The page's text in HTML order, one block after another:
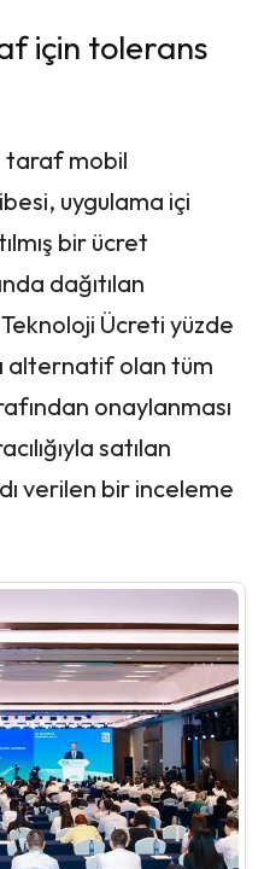
için tolerans
taraf mobil
uygulama içi
bir ücret
dağıtılan
Ücreti yüzde
alternatif olan tüm
onaylanması
satılan
verilen bir inceleme